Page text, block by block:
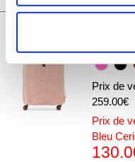
mètres près
pour en relever
(empreintes
personnelles et définir
lasection « Détails ».
votre consentement à
déclaration sur les
Grande
Prix de
259.00€
Prix de
Bleu